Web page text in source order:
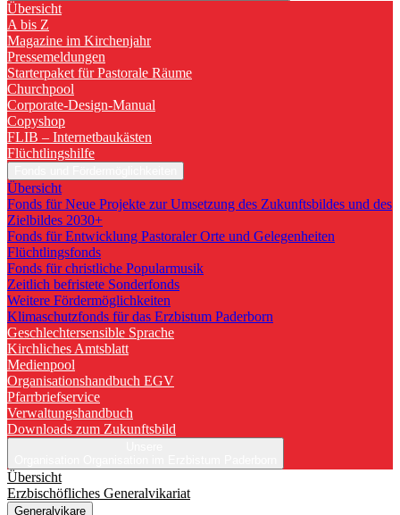
Übersicht
A bis Z
Magazine im Kirchenjahr
Pressemeldungen
Starterpaket für Pastorale Räume
Churchpool
Corporate-Design-Manual
Copyshop
FLIB – Internetbaukästen
Flüchtlingshilfe
Übersicht
Fonds für Neue Projekte zur Umsetzung des Zukunftsbildes und des
Zielbildes 2030+
Fonds für Entwicklung Pastoraler Orte und Gelegenheiten
Flüchtlingsfonds
Fonds für christliche Popularmusik
Zeitlich befristete Sonderfonds
Weitere Fördermöglichkeiten
Klimaschutzfonds für das Erzbistum Paderborn
Geschlechtersensible Sprache
Kirchliches Amtsblatt
Medienpool
Organisationshandbuch EGV
Pfarrbriefservice
Verwaltungshandbuch
Downloads zum Zukunftsbild
Übersicht
Erzbischöfliches Generalvikariat
Generalvikare